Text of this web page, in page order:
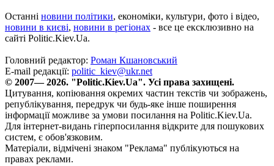
Останні новини політики, економіки, культури, фото і відео,
новини в києві, новини в регіонах - все це ексклюзивно на
сайті Politic.Kiev.Ua.
Головний редактор: Роман Кшановський
E-mail редакції: politic_kiev@ukr.net
© 2007— 2026. "Politic.Kiev.Ua". Усі права захищені.
Цитування, копіювання окремих частин текстів чи зображень,
републікування, передрук чи будь-яке інше поширення
інформації можливе за умови посилання на Politic.Kiev.Ua.
Для інтернет-видань гіперпосилання відкрите для пошукових
систем, є обов'язковим.
Матеріали, відмічені знаком "Реклама" публікуються на
правах реклами.